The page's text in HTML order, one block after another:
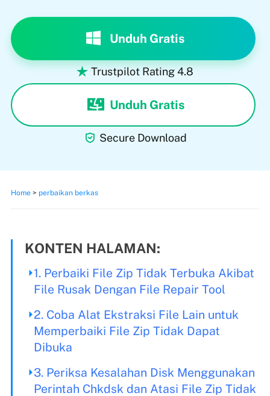
Unduh Gratis
 Trustpilot Rating 4.8
Unduh Gratis
 Secure Download
Home> perbaikan berkas
KONTEN HALAMAN:
1. Perbaiki File Zip Tidak Terbuka Akibat
File Rusak Dengan File Repair Tool
2. Coba Alat Ekstraksi File Lain untuk
Memperbaiki File Zip Tidak Dapat
Dibuka
3. Periksa Kesalahan Disk Menggunakan
Perintah Chkdsk dan Atasi File Zip Tidak